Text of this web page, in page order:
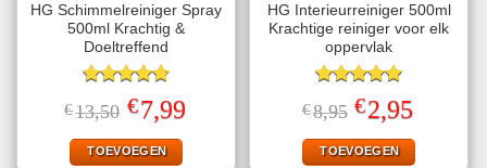
HG Schimmelreiniger Spray
500ml Krachtig &
Doeltreffend
Gewaardeerd
4.75uit 5
€13,50 Oorspronkelijke
prijs
was:
€13,50.
€7,99Huidige
prijs
TOEVOEGEN
HG Interieurreiniger 500ml
Krachtige reiniger voor elk
oppervlak
Gewaardeerd
5.00uit 5
€8,95 Oorspronkelijke
prijs
was:
€8,95.
€2,95
is:
€2,95.
TOEVOEGEN